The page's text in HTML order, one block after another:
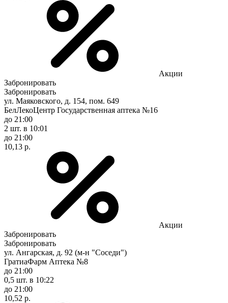
Акции
Забронировать
Забронировать
ул. Маяковского, д. 154, пом. 649
БелЛекоЦентр Государственная аптека №16
до 21:00
2 шт. в 10:01
до 21:00
10,13 р.
Акции
Забронировать
Забронировать
ул. Ангарская, д. 92 (м-н "Соседи")
ГратиаФарм Аптека №8
до 21:00
0,5 шт. в 10:22
до 21:00
10,52 р.